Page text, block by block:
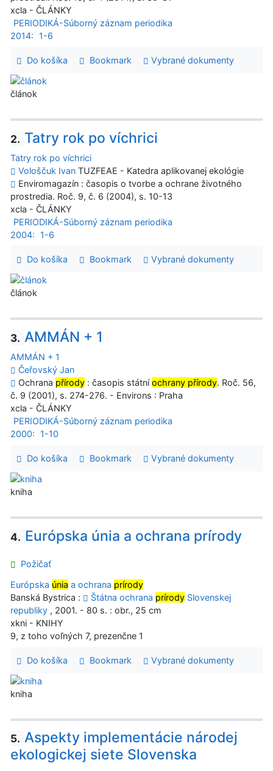
xcla - ČLÁNKY
PERIODIKÁ-Súborný záznam periodika
2014:
1-6
Do košíka Bookmark Vybrané dokumenty
článok
2. Tatry rok po víchrici
Tatry rok po víchrici
Vološčuk Ivan TUZFEAE - Katedra aplikovanej ekológie
Enviromagazín : časopis o tvorbe a ochrane životného
prostredia. Roč. 9, č. 6 (2004), s. 10-13
xcla - ČLÁNKY
PERIODIKÁ-Súborný záznam periodika
2004:
1-6
Do košíka Bookmark Vybrané dokumenty
článok
3. AMMÁN + 1
AMMÁN + 1
Čeřovský Jan
Ochrana přírody : časopis státníochrany přírody. Roč. 56,
č. 9 (2001), s. 274-276. - Environs : Praha
xcla - ČLÁNKY
PERIODIKÁ-Súborný záznam periodika
2000:
1-10
Do košíka Bookmark Vybrané dokumenty
kniha
4. Európska únia a ochrana prírody
Požičať
Európska únia a ochrana prírody
Banská Bystrica :
Štátna ochrana prírody Slovenskej
republiky , 2001. - 80 s. : obr., 25 cm
xkni - KNIHY
9, z toho voľných 7, prezenčne 1
Do košíka Bookmark Vybrané dokumenty
kniha
5. Aspekty implementácie národej
ekologickej siete Slovenska